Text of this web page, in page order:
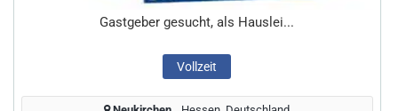
Gastgeber gesucht, als Hauslei...
Vollzeit